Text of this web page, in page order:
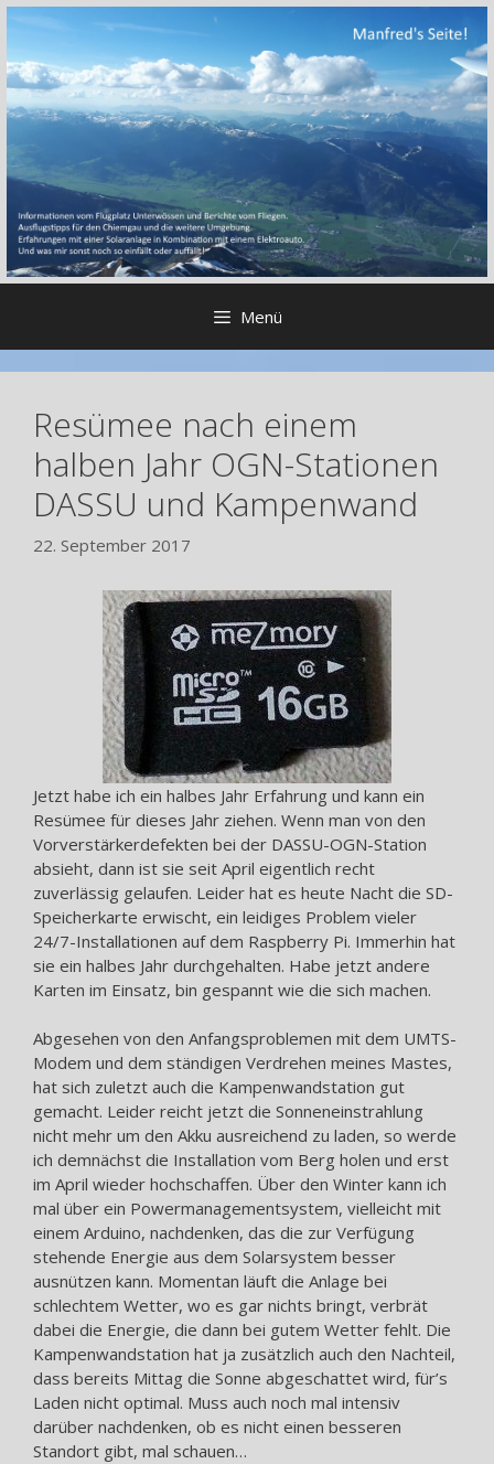
Zum
springen
Menü
Resümee nach einem
halben Jahr OGN-Stationen
DASSU und Kampenwand
22. September 2017
Jetzt habe ich ein halbes Jahr Erfahrung und kann ein
Resümee für dieses Jahr ziehen. Wenn man von den
Vorverstärkerdefekten bei der DASSU-OGN-Station
absieht, dann ist sie seit April eigentlich recht
zuverlässig gelaufen. Leider hat es heute Nacht die SD-
Speicherkarte erwischt, ein leidiges Problem vieler
24/7-Installationen auf dem Raspberry Pi. Immerhin hat
sie ein halbes Jahr durchgehalten. Habe jetzt andere
Karten im Einsatz, bin gespannt wie die sich machen.
Abgesehen von den Anfangsproblemen mit dem UMTS-
Modem und dem ständigen Verdrehen meines Mastes,
hat sich zuletzt auch die Kampenwandstation gut
gemacht. Leider reicht jetzt die Sonneneinstrahlung
nicht mehr um den Akku ausreichend zu laden, so werde
ich demnächst die Installation vom Berg holen und erst
im April wieder hochschaffen. Über den Winter kann ich
mal über ein Powermanagementsystem, vielleicht mit
einem Arduino, nachdenken, das die zur Verfügung
stehende Energie aus dem Solarsystem besser
ausnützen kann. Momentan läuft die Anlage bei
schlechtem Wetter, wo es gar nichts bringt, verbrät
dabei die Energie, die dann bei gutem Wetter fehlt. Die
Kampenwandstation hat ja zusätzlich auch den Nachteil,
dass bereits Mittag die Sonne abgeschattet wird, für’s
Laden nicht optimal. Muss auch noch mal intensiv
darüber nachdenken, ob es nicht einen besseren
Standort gibt, mal schauen…